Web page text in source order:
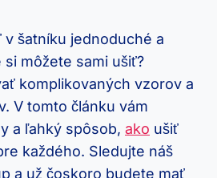
v šatníku ⁤jednoduché a
môžete sami ušiť?
komplikovaných vzorov a
V tomto​ článku vám
a ľahký spôsob, ako ušiť
každého. Sledujte náš
​a už čoskoro budete mať